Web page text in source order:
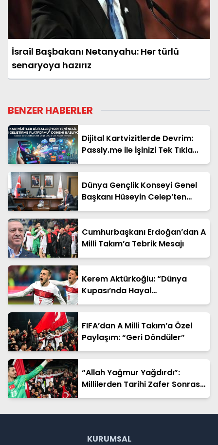
İsrail Başbakanı Netanyahu: Her türlü
senaryoya hazırız
BENZER HABERLER
Dijital Kartvizitlerde Devrim:
Passly.me ile İşinizi Tek Tıkla
Büyütün
Dünya Gençlik Konseyi Genel
Başkanı Hüseyin Celep’ten
Bakan Yardımcısı Ahmet
Cumhurbaşkanı Erdoğan’dan A
Milli Takım’a Tebrik Mesajı
Kerem Aktürkoğlu: “Dünya
Kupası’nda Hayal
Kurduracağız”
FIFA’dan A Milli Takım’a Özel
Paylaşım: “Geri Döndüler”
“Allah Yağmur Yağdırdı”:
Millilerden Tarihi Zafer Sonrası
Duygusal Sözler
KURUMSAL